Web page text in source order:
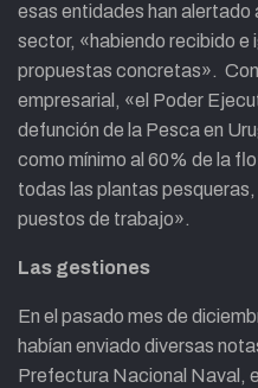
esas entidades han alertado
sector, «habiendo recibido e
propuestas concretas».
empresarial, «el Poder
defunción de la Pesca en
como mínimo al 60% de la
todas las plantas
puestos de trabajo».
Las gestiones
En el pasado mes de
habían enviado diversas
Prefectura Nacional Naval,